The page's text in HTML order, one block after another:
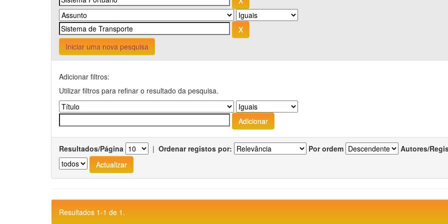
Iniciar uma nova pesquisa
Adicionar filtros:
Utilizar filtros para refinar o resultado da pesquisa.
Resultados/Página | Ordenar registos por: Por ordem Autores/
Resultados 1-1 de 1.